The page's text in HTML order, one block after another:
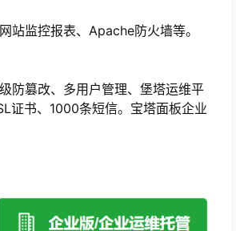
站监控报表、Apache防火墙等。
防篡改、多用户管理、堡塔运维平
证书、1000条短信。宝塔面板企业